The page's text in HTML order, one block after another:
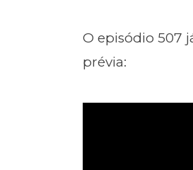
O episódio 507
prévia: